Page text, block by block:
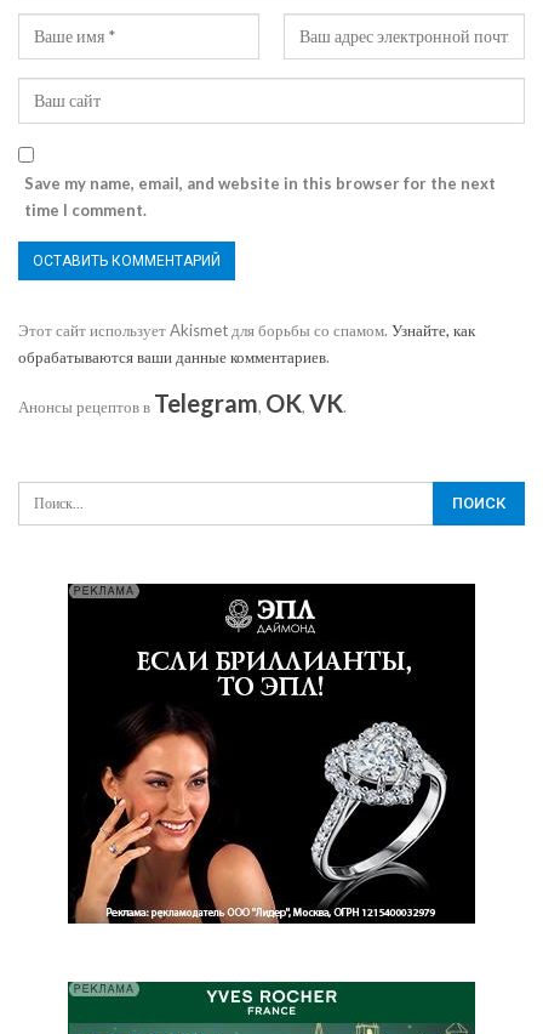
Save my name, email, and website in this browser for the next
time I comment.
Этот сайт использует Akismet для борьбы со спамом. Узнайте, как
обрабатываются ваши данные комментариев.
Анонсы рецептов в Telegram, OK, VK.